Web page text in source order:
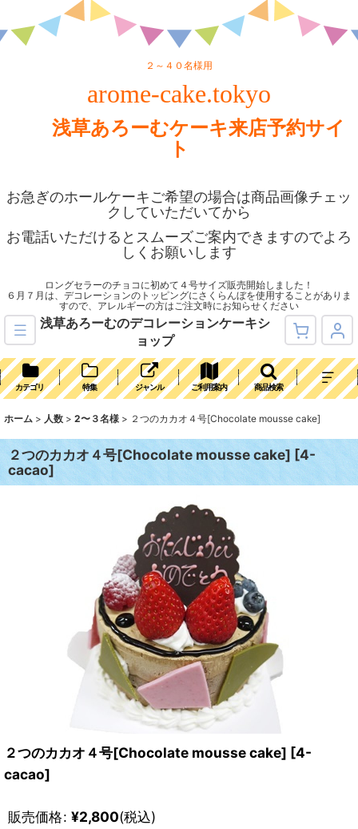
２～４０名様用
arome-cake.tokyo
浅草あろーむケーキ来店予約サイ
ト
お急ぎのホールケーキご希望の場合は商品画像チェッ
クしていただいてから
お電話いただけるとスムーズご案内できますのでよろ
しくお願いします
ロングセラーのチョコに初めて４号サイズ販売開始しました！
６月７月は、デコレーションのトッピングにさくらんぼを使用することがありま
すので、アレルギーの方はご注文時にお知らせください
浅草あろーむのデコレーションケーキシ
ョップ
カテゴリ 特集 ジャンル ご利用案内 商品検索
ホーム > 人数 > 2〜３名様 > ２つのカカオ４号[Chocolate mousse cake]
２つのカカオ４号[Chocolate mousse cake] [4-
cacao]
２つのカカオ４号[Chocolate mousse cake] [4-
cacao]
販売価格: ¥2,800(税込)